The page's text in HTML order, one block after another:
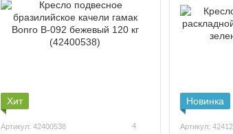
Хит
Артикул: 42400538 4
Новинка
Артикул: